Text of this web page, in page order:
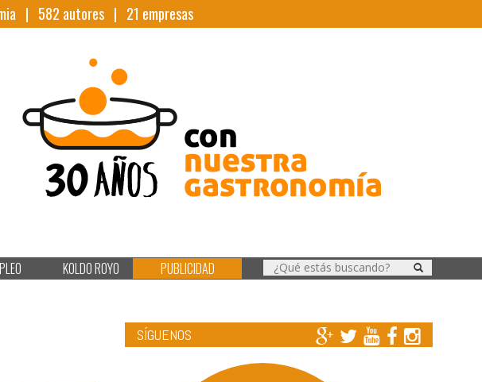
| 582 autores | 21 empresas
KOLDO ROYO PUBLICIDAD
SÍGUENOS